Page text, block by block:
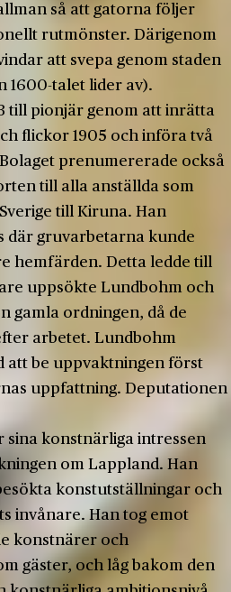
så att gatorna följer
rutmönster. Därigenom
att svepa genom staden
1600-talet lider av).
till pionjär genom att inrätta
flickor 1905 och införa två
prenumererade också
till alla anställda som
till Kiruna. Han
där gruvarbetarna kunde
hemfärden. Detta ledde till
uppsökte Lundbohm och
gamla ordningen, då de
arbetet. Lundbohm
att be uppvaktningen först
uppfattning. Deputationen
konstnärliga intressen
om Lappland. Han
konstutställningar och
invånare. Han tog emot
konstnärer och
gäster, och låg bakom den